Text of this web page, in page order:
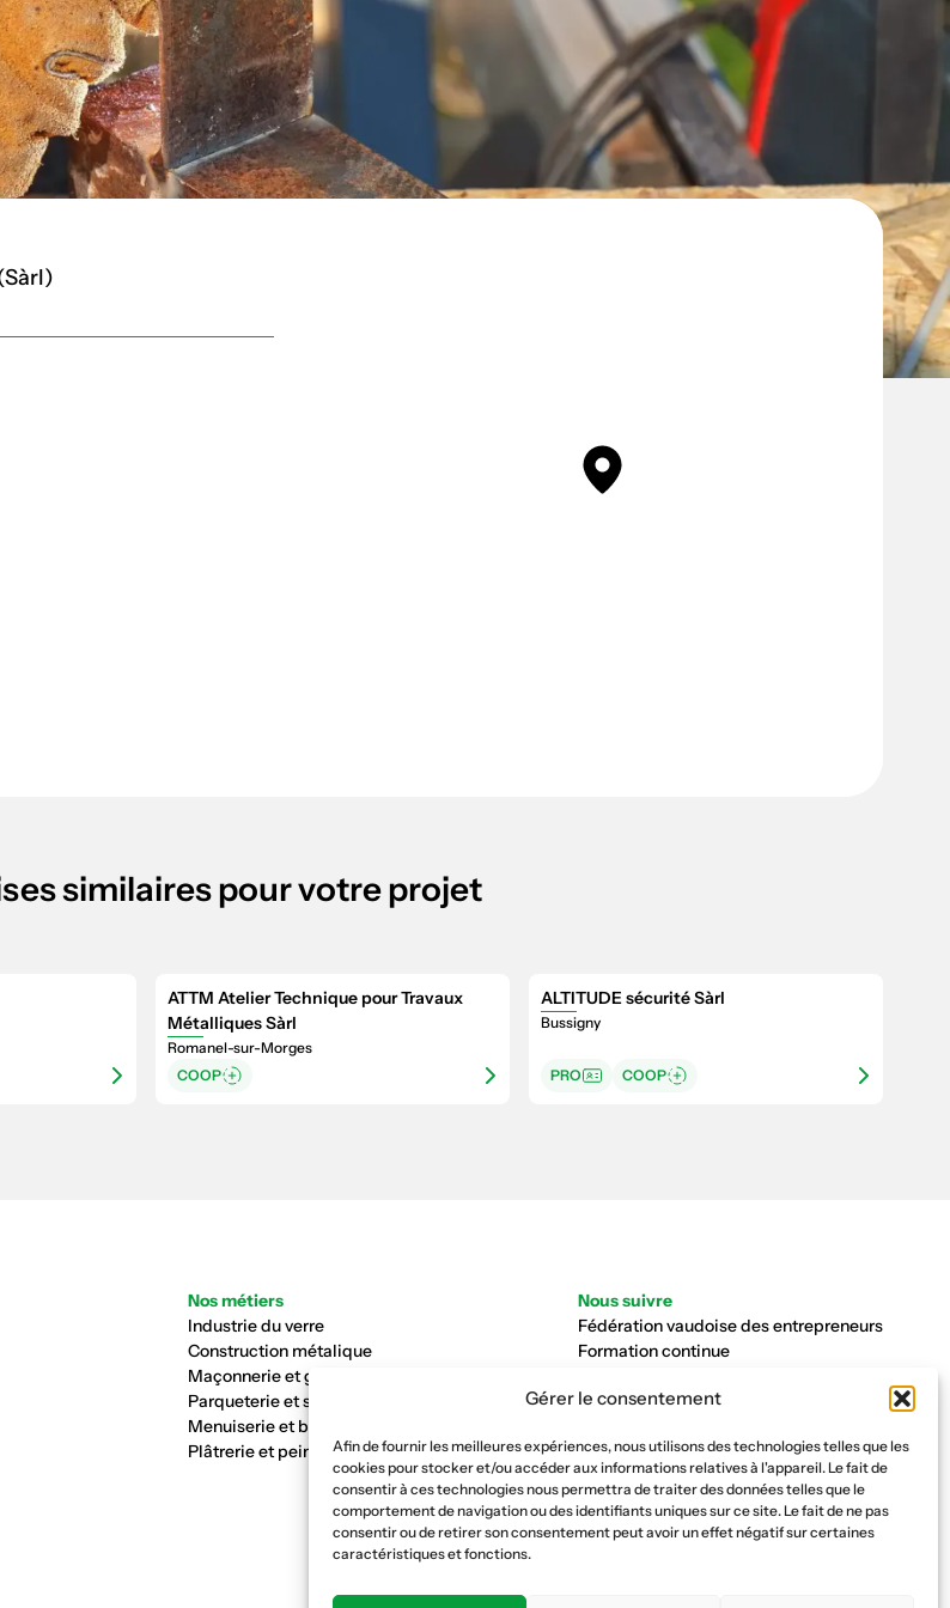
Gérer le consentement
Afin de fournir les meilleures expériences, nous utilisons des technologies telles que les
cookies pour stocker et/ou accéder aux informations relatives à l'appareil. Le fait de
consentir à ces technologies nous permettra de traiter des données telles que le
comportement de navigation ou des identifiants uniques sur ce site. Le fait de ne pas
consentir ou de retirer son consentement peut avoir un effet négatif sur certaines
caractéristiques et fonctions.
similaires pour votre projet
ATTM Atelier Technique pour Travaux
Métalliques Sàrl
Romanel-sur-Morges
COOP
ALTITUDE sécurité Sàrl
Bussigny
PRO COOP
Nos métiers
Industrie du verre
Construction métalique
Maçonnerie et génie civil
Parqueterie et sols
Menuiserie et bois
Plâtrerie et peinture
Nous suivre
Fédération vaudoise des entrepreneurs
Formation continue
Caisse AVS 66.1